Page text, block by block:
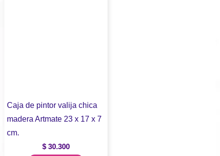
Caja de pintor valija chica
madera Artmate 23 x 17 x 7
cm.
$ 30.300